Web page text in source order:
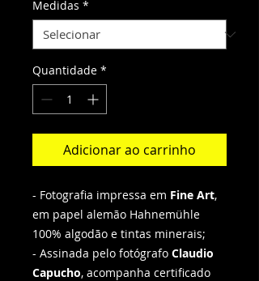
Medidas *
Quantidade *
Adicionar ao carrinho
- Fotografia impressa em Fine Art,
em papel alemão Hahnemühle
100% algodão e tintas minerais;
- Assinada pelo fotógrafo Claudio
Capucho, acompanha certificado